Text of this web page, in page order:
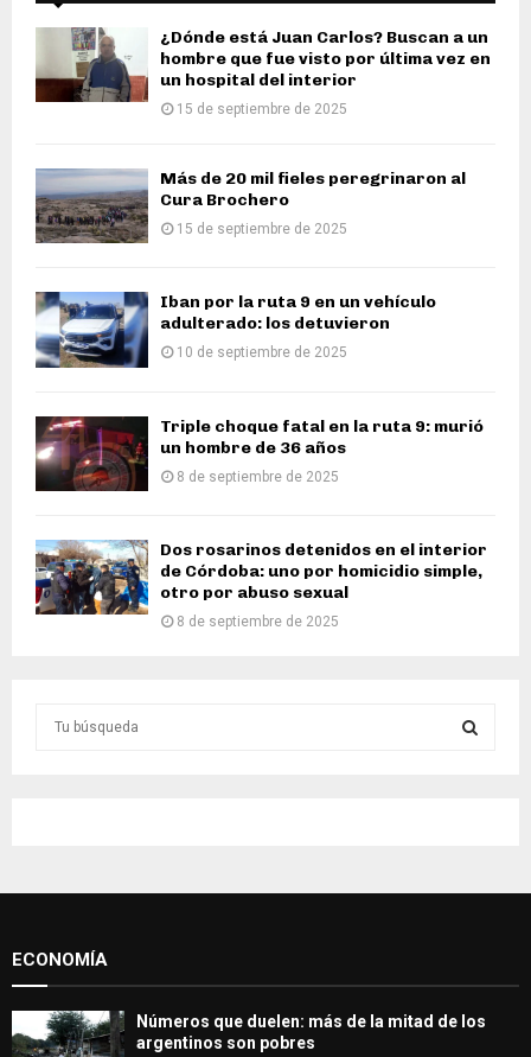
¿Dónde está Juan Carlos? Buscan a un
hombre que fue visto por última vez en
un hospital del interior
15 de septiembre de 2025
Más de 20 mil fieles peregrinaron al
Cura Brochero
15 de septiembre de 2025
Iban por la ruta 9 en un vehículo
adulterado: los detuvieron
10 de septiembre de 2025
Triple choque fatal en la ruta 9: murió
un hombre de 36 años
8 de septiembre de 2025
Dos rosarinos detenidos en el interior
de Córdoba: uno por homicidio simple,
otro por abuso sexual
8 de septiembre de 2025
o
H
ECONOMÍA
Números que duelen: más de la mitad de los
argentinos son pobres